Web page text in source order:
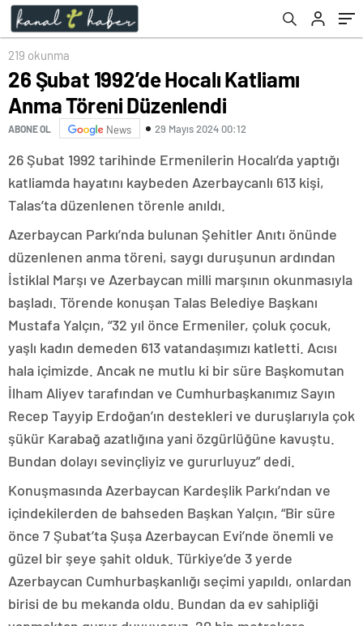
219 okunma
26 Şubat 1992’de Hocalı Katliamı
Anma Töreni Düzenlendi
ABONE OL News 29 Mayıs 2024 00:12
26 Şubat 1992 tarihinde Ermenilerin Hocalı’da yaptığı
katliamda hayatını kaybeden Azerbaycanlı 613 kişi,
Talas’ta düzenlenen törenle anıldı.
Azerbaycan Parkı’nda bulunan Şehitler Anıtı önünde
düzenlenen anma töreni, saygı duruşunun ardından
İstiklal Marşı ve Azerbaycan milli marşının okunmasıyla
başladı. Törende konuşan Talas Belediye Başkanı
Mustafa Yalçın, “32 yıl önce Ermeniler, çoluk çocuk,
yaşlı kadın demeden 613 vatandaşımızı katletti. Acısı
hala içimizde. Ancak ne mutlu ki bir süre Başkomutan
İlham Aliyev tarafından ve Cumhurbaşkanımız Sayın
Recep Tayyip Erdoğan’ın destekleri ve duruşlarıyla çok
şükür Karabağ azatlığına yani özgürlüğüne kavuştu.
Bundan dolayı sevinçliyiz ve gururluyuz” dedi.
Konuşmasında Azerbaycan Kardeşlik Parkı’ndan ve
içindekilerden de bahseden Başkan Yalçın, “Bir süre
önce 7 Şubat’ta Şuşa Azerbaycan Evi’nde önemli ve
güzel bir şeye şahit olduk. Türkiye’de 3 yerde
Azerbaycan Cumhurbaşkanlığı seçimi yapıldı, onlardan
birisi de bu mekanda oldu. Bundan da ev sahipliği